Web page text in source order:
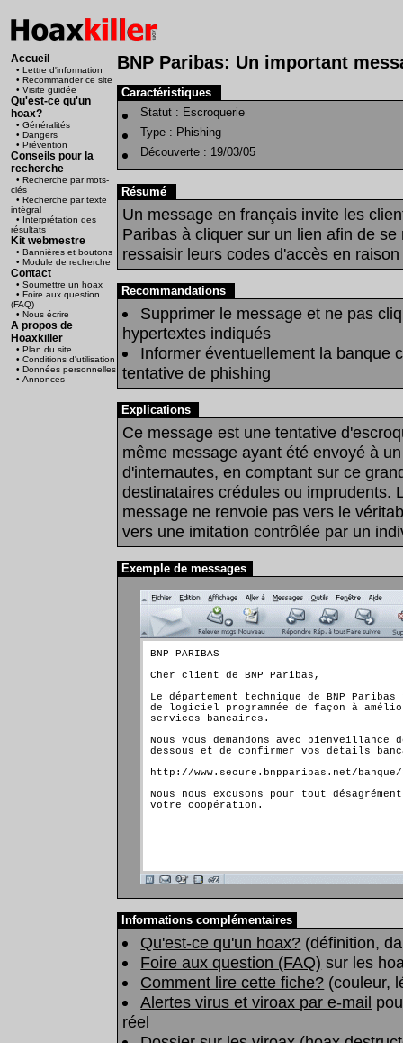
Accueil
• Lettre d'information
• Recommander ce site
• Visite guidée
Qu'est-ce qu'un
hoax?
• Généralités
• Dangers
• Prévention
Conseils pour la
recherche
• Recherche par mots-
clés
• Recherche par texte
intégral
• Interprétation des
résultats
Kit webmestre
• Bannières et boutons
• Module de recherche
Contact
• Soumettre un hoax
• Foire aux question
(FAQ)
• Nous écrire
A propos de
Hoaxkiller
• Plan du site
• Conditions d'utilisation
• Données personnelles
• Annonces
BNP Paribas: Un important
Caractéristiques
Statut : Escroquerie
Type : Phishing
Découverte : 19/03/05
Résumé
Un message en français invite les
Paribas à cliquer sur un lien afin de
ressaisir leurs codes d'accès en
Recommandations
Supprimer le message et ne pas
hypertextes indiqués
Informer éventuellement la banque
tentative de phishing
Explications
Ce message est une tentative
même message ayant été envoyé à
d'internautes, en comptant sur ce
destinataires crédules ou imprudents.
message ne renvoie pas vers le
vers une imitation contrôlée par un
Exemple de messages
BNP PARIBAS
Cher client de BNP Paribas,
Le département technique de BNP
de logiciel programmée de façon à
services bancaires.
Nous vous demandons avec
dessous et de confirmer vos détails
http://www.secure.bnpparibas.net/
Nous nous excusons pour tout
votre coopération.
Informations complémentaires
Qu'est-ce qu'un hoax? (définition,
Foire aux question (FAQ) sur les
Comment lire cette fiche? (couleur,
Alertes virus et viroax par e-mail
réel